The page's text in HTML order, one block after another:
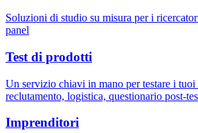
Soluzioni di studio su misura per i
panel
Test di prodotti
Un servizio chiavi in mano per testare i
reclutamento, logistica, questionario post-
Imprenditori